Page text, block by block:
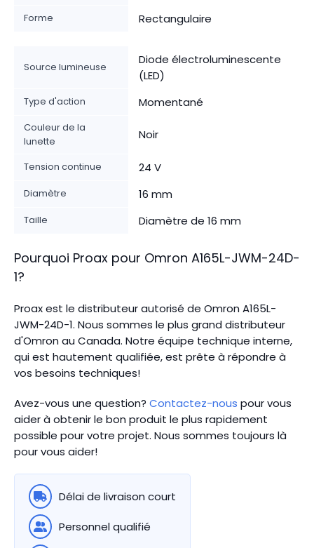
Forme Rectangulaire
Source lumineuse
Diode électroluminescente
(LED)
Type d'action Momentané
Couleur de la
lunette
Noir
Tension continue 24 V
Diamètre 16 mm
Taille Diamètre de 16 mm
Pourquoi Proax pour Omron A165L-JWM-24D-
1?
Proax est le distributeur autorisé de Omron A165L-
JWM-24D-1. Nous sommes le plus grand distributeur
d'Omron au Canada. Notre équipe technique interne,
qui est hautement qualifiée, est prête à répondre à
vos besoins techniques!
Avez-vous une question? Contactez-nous pour vous
aider à obtenir le bon produit le plus rapidement
possible pour votre projet. Nous sommes toujours là
pour vous aider!
Délai de livraison court
Personnel qualifié